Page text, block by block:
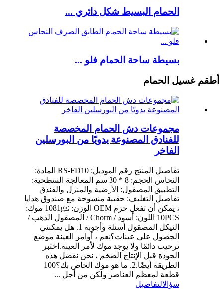
الحمام البسيط شكل دائري ...
بسيطة ساحة الحمام فلو ...
أطقم غسيل الحمام
مجموعات دش الحمام المخصصة
للفنادق المصنوعة يدويًا من البورسلين
الفاخر
تفاصيل المنتج رقم الموديل: RS-FD10 المادة:
النحاس الحجم: 8 * 30 سم المعالجة السطحية:
التطبيق المصقول: الأرضية والمنزل والفندق
تفاصيل التغليف: حقيبة منسوجة مع صندوق هدايا
، يمكن أن تفعل حزم OEM الوزن: ≥1081g موك:
10PCS اللون: أسود / Chorm / المصقول الذهب /
النيكل المصقول أسئلة وأجوبة 1. هل يمكنني
الحصول على عينات؟نعم ، أوامر العينة موضع
ترحيب دائمًا ولا يوجد موك لأمر العينة.اختبر
الجودة قبل الإنتاج الضخم ، نحن نفضل هذه
الطريقة أيضًا.2. ما هو موك الخاص بك؟100
قطعة لمعظم العناصر ولكن من أجل ...
سؤالالتفاصيل